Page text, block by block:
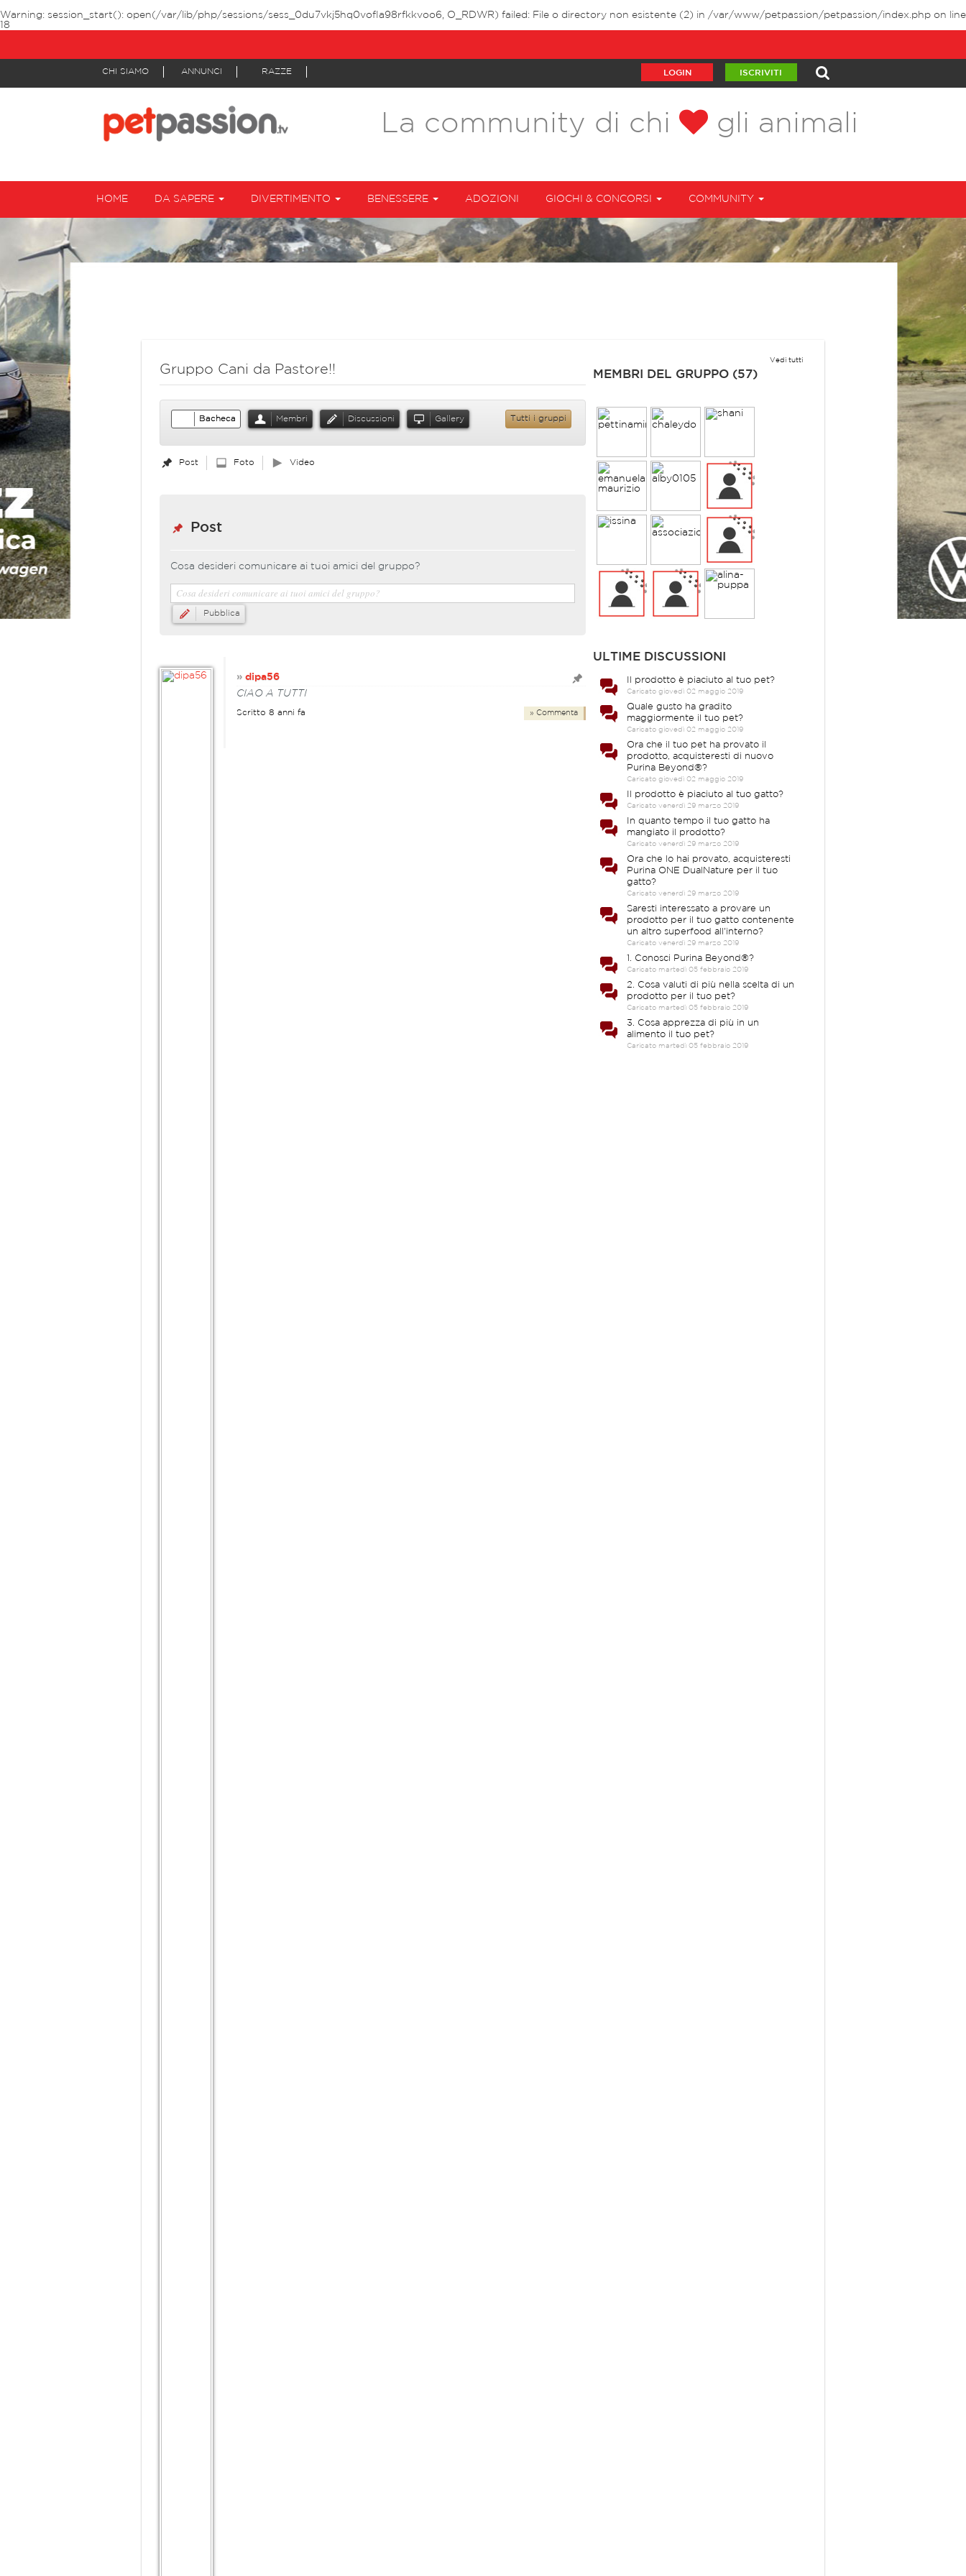
Warning: session_start(): open(/var/lib/php/sessions/sess_0du7vkj5hq0vofla98rfkkvoo6, O_RDWR) failed: File o directory non esistente (2) in /var/www/petpassion/petpassion/index.php on line
18
CHI SIAMO ANNUNCI RAZZE LOGIN ISCRIVITI
La community di chi gli animali
HOME DA SAPERE DIVERTIMENTO BENESSERE ADOZIONI GIOCHI & CONCORSI COMMUNITY
Gruppo Cani da Pastore!!
Tutti i gruppi
Bacheca Membri Discussioni Gallery
Post Foto Video
Post
Cosa desideri comunicare ai tuoi amici del gruppo?
Pubblica
» dipa56
CIAO A TUTTI
Scritto 8 anni fa » Commenta
MEMBRI DEL GRUPPO (57)
Vedi tutti
ULTIME DISCUSSIONI
Il prodotto è piaciuto al tuo pet?
Caricato giovedì 02 maggio 2019
Quale gusto ha gradito
maggiormente il tuo pet?
Caricato giovedì 02 maggio 2019
Ora che il tuo pet ha provato il
prodotto, acquisteresti di nuovo
Purina Beyond®?
Caricato giovedì 02 maggio 2019
Il prodotto è piaciuto al tuo gatto?
Caricato venerdì 29 marzo 2019
In quanto tempo il tuo gatto ha
mangiato il prodotto?
Caricato venerdì 29 marzo 2019
Ora che lo hai provato, acquisteresti
Purina ONE DualNature per il tuo
gatto?
Caricato venerdì 29 marzo 2019
Saresti interessato a provare un
prodotto per il tuo gatto contenente
un altro superfood all'interno?
Caricato venerdì 29 marzo 2019
1. Conosci Purina Beyond®?
Caricato martedì 05 febbraio 2019
2. Cosa valuti di più nella scelta di un
prodotto per il tuo pet?
Caricato martedì 05 febbraio 2019
3. Cosa apprezza di più in un
alimento il tuo pet?
Caricato martedì 05 febbraio 2019